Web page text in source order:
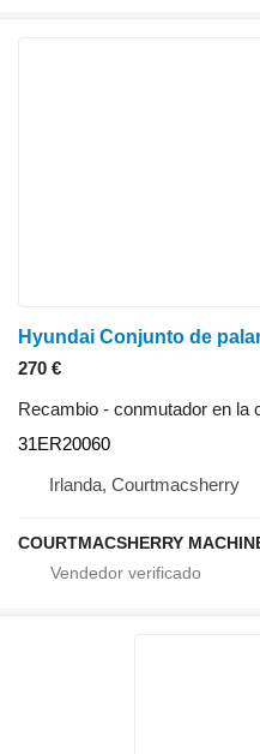
270 €
Recambio - conmutador en la
31ER20060
Irlanda, Courtmacsherry
COURTMACSHERRY